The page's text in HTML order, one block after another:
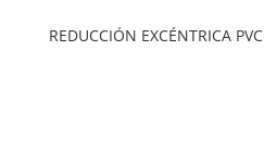
REDUCCIÓN EXCÉNTRICA PVC